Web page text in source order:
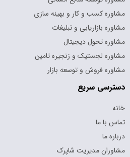
مشاوره کسب و کار و بهینه سازی
مشاوره بازاریابی و تبلیغات
مشاوره تحول دیجیتال
مشاوره لجستیک و زنجیره تامین
مشاوره فروش و توسعه بازار
دسترسی سریع
خانه
تماس با ما
درباره ما
مشاوران مدیریت شاپرک